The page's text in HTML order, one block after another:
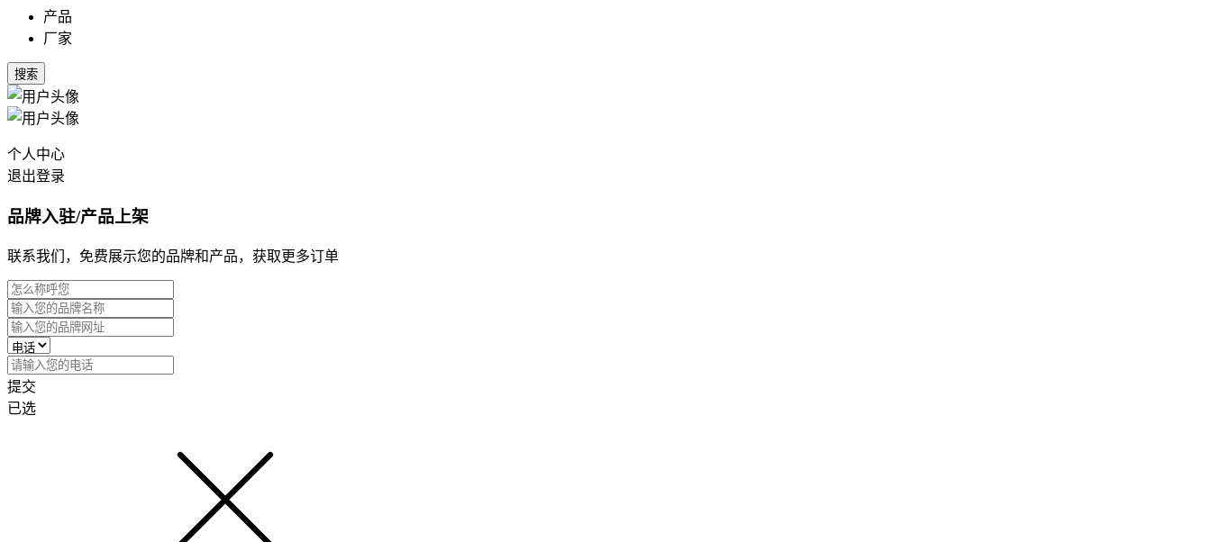
产品
厂家
搜索
个人中心
退出登录
品牌入驻/产品上架
联系我们，免费展示您的品牌和产品，获取更多订单
提交
已选